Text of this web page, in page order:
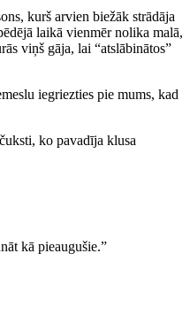
kurš arvien biežāk strādāja
laikā vienmēr nolika malā,
viņš gāja, lai “atslābinātos”
iegriezties pie mums, kad
ko pavadīja klusa
kā pieaugušie.”